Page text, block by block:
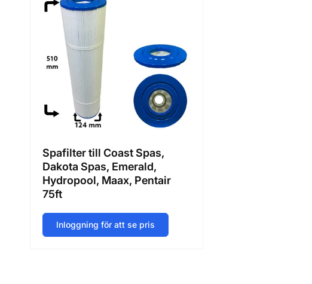
Spafilter till Coast Spas,
Dakota Spas, Emerald,
Hydropool, Maax, Pentair
75ft
Inloggning för att se pris